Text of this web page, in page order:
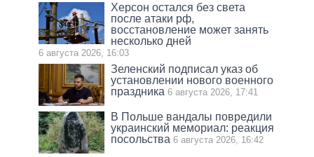
Херсон остался без света
после атаки рф,
восстановление может занять
несколько дней
6 августа 2026, 16:03
Зеленский подписал указ об
установлении нового военного
праздника 6 августа 2026, 17:41
В Польше вандалы повредили
украинский мемориал: реакция
посольства 6 августа 2026, 16:42